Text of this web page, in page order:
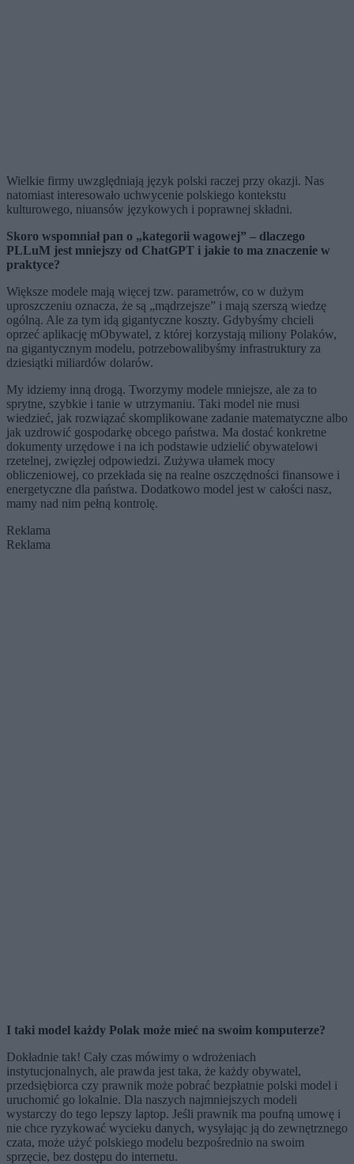
Wielkie firmy uwzględniają język polski raczej przy okazji. Nas
natomiast interesowało uchwycenie polskiego kontekstu
kulturowego, niuansów językowych i poprawnej składni.
Skoro wspomniał pan o „kategorii wagowej” – dlaczego
PLLuM jest mniejszy od ChatGPT i jakie to ma znaczenie w
praktyce?
Większe modele mają więcej tzw. parametrów, co w dużym
uproszczeniu oznacza, że są „mądrzejsze” i mają szerszą wiedzę
ogólną. Ale za tym idą gigantyczne koszty. Gdybyśmy chcieli
oprzeć aplikację mObywatel, z której korzystają miliony Polaków,
na gigantycznym modelu, potrzebowalibyśmy infrastruktury za
dziesiątki miliardów dolarów.
My idziemy inną drogą. Tworzymy modele mniejsze, ale za to
sprytne, szybkie i tanie w utrzymaniu. Taki model nie musi
wiedzieć, jak rozwiązać skomplikowane zadanie matematyczne albo
jak uzdrowić gospodarkę obcego państwa. Ma dostać konkretne
dokumenty urzędowe i na ich podstawie udzielić obywatelowi
rzetelnej, zwięzłej odpowiedzi. Zużywa ułamek mocy
obliczeniowej, co przekłada się na realne oszczędności finansowe i
energetyczne dla państwa. Dodatkowo model jest w całości nasz,
mamy nad nim pełną kontrolę.
Reklama
Reklama
I taki model każdy Polak może mieć na swoim komputerze?
Dokładnie tak! Cały czas mówimy o wdrożeniach
instytucjonalnych, ale prawda jest taka, że każdy obywatel,
przedsiębiorca czy prawnik może pobrać bezpłatnie polski model i
uruchomić go lokalnie. Dla naszych najmniejszych modeli
wystarczy do tego lepszy laptop. Jeśli prawnik ma poufną umowę i
nie chce ryzykować wycieku danych, wysyłając ją do zewnętrznego
czata, może użyć polskiego modelu bezpośrednio na swoim
sprzęcie, bez dostępu do internetu.